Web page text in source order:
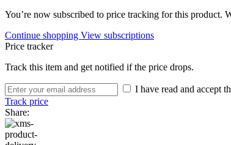
You’re now subscribed to price tracking for this product.
Continue shopping View subscriptions
Price tracker
Track this item and get notified if the price drops.
I have read and accept
Track price
Share: